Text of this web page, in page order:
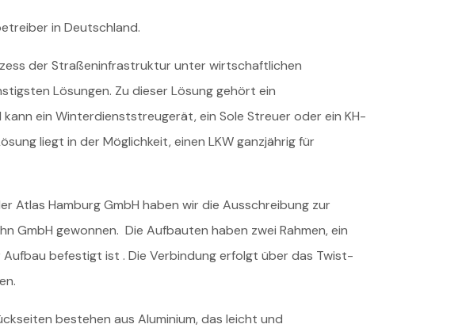
in Deutschland.
der Straßeninfrastruktur unter wirtschaftlichen
Lösungen. Zu dieser Lösung gehört ein
ein Winterdienststreugerät, ein Sole Streuer oder ein KH-
liegt in der Möglichkeit, einen LKW ganzjährig für
Atlas Hamburg GmbH haben wir die Ausschreibung zur
GmbH gewonnen. Die Aufbauten haben zwei Rahmen, ein
befestigt ist . Die Verbindung erfolgt über das Twist-
bestehen aus Aluminium, das leicht und